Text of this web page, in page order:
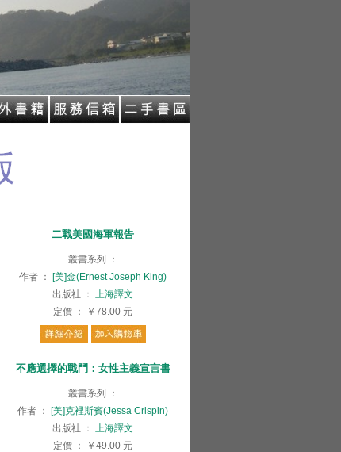
二戰美國海軍報告
叢書系列
：
作者 ：
[美]金(Ernest Joseph King)
出版社
： 上海譯文
定價 ： ￥78.00 元
不應選擇的戰鬥：女性主義宣言書
叢書系列
：
作者 ：
[美]克裡斯賓(Jessa Crispin)
出版社
： 上海譯文
定價 ： ￥49.00 元